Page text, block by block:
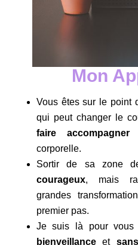
Mon
Vous êtes sur le point
qui peut changer le
faire accompagner
corporelle.
Sortir de sa zone
courageux, mais
grandes
premier pas.
Je suis là pour vous
bienveillanceet